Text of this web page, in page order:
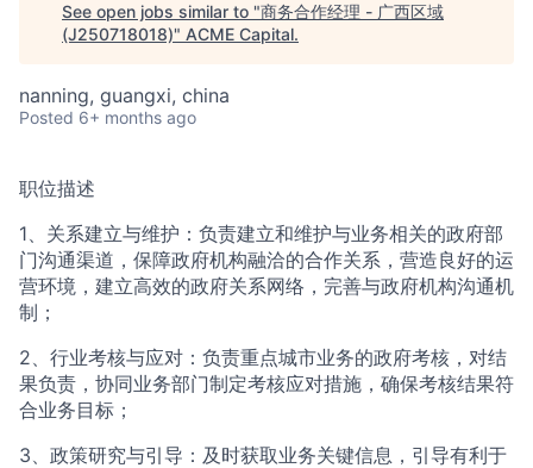
ACME Homepage
See open jobs similar to "商务合作经理 - 广西区域
(J250718018)" ACME Capital.
nanning, guangxi, china
Posted 6+ months ago
职位描述
1、关系建立与维护：负责建立和维护与业务相关的政府部
门沟通渠道，保障政府机构融洽的合作关系，营造良好的运
营环境，建立高效的政府关系网络，完善与政府机构沟通机
制；
2、行业考核与应对：负责重点城市业务的政府考核，对结
果负责，协同业务部门制定考核应对措施，确保考核结果符
合业务目标；
3、政策研究与引导：及时获取业务关键信息，引导有利于